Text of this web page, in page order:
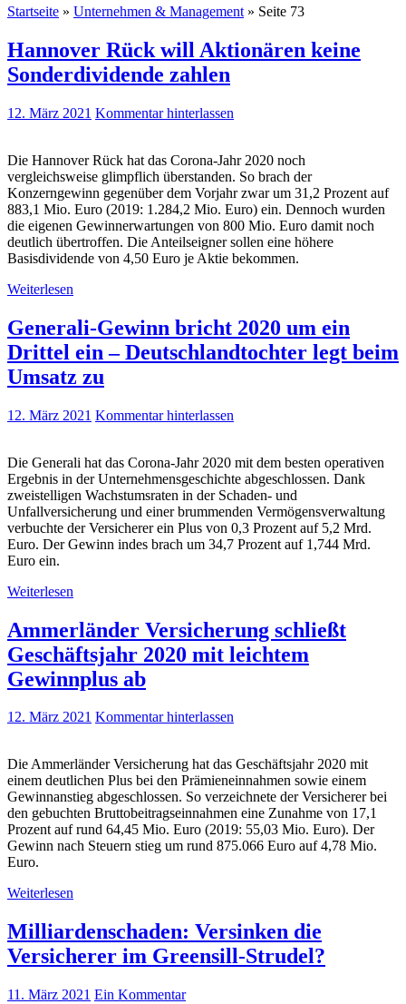
Startseite » Unternehmen & Management » Seite 73
Hannover Rück will Aktionären keine
Sonderdividende zahlen
12. März 2021 Kommentar hinterlassen
Die Hannover Rück hat das Corona-Jahr 2020 noch
vergleichsweise glimpflich überstanden. So brach der
Konzerngewinn gegenüber dem Vorjahr zwar um 31,2 Prozent auf
883,1 Mio. Euro (2019: 1.284,2 Mio. Euro) ein. Dennoch wurden
die eigenen Gewinnerwartungen von 800 Mio. Euro damit noch
deutlich übertroffen. Die Anteilseigner sollen eine höhere
Basisdividende von 4,50 Euro je Aktie bekommen.
Weiterlesen
Generali-Gewinn bricht 2020 um ein
Drittel ein – Deutschlandtochter legt beim
Umsatz zu
12. März 2021 Kommentar hinterlassen
Die Generali hat das Corona-Jahr 2020 mit dem besten operativen
Ergebnis in der Unternehmensgeschichte abgeschlossen. Dank
zweistelligen Wachstumsraten in der Schaden- und
Unfallversicherung und einer brummenden Vermögensverwaltung
verbuchte der Versicherer ein Plus von 0,3 Prozent auf 5,2 Mrd.
Euro. Der Gewinn indes brach um 34,7 Prozent auf 1,744 Mrd.
Euro ein.
Weiterlesen
Ammerländer Versicherung schließt
Geschäftsjahr 2020 mit leichtem
Gewinnplus ab
12. März 2021 Kommentar hinterlassen
Die Ammerländer Versicherung hat das Geschäftsjahr 2020 mit
einem deutlichen Plus bei den Prämieneinnahmen sowie einem
Gewinnanstieg abgeschlossen. So verzeichnete der Versicherer bei
den gebuchten Bruttobeitragseinnahmen eine Zunahme von 17,1
Prozent auf rund 64,45 Mio. Euro (2019: 55,03 Mio. Euro). Der
Gewinn nach Steuern stieg um rund 875.066 Euro auf 4,78 Mio.
Euro.
Weiterlesen
Milliardenschaden: Versinken die
Versicherer im Greensill-Strudel?
11. März 2021 Ein Kommentar